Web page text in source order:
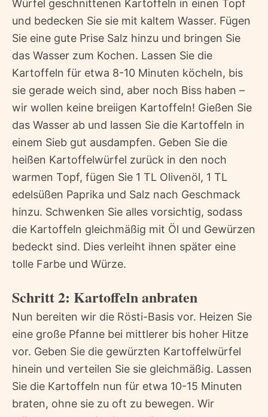
Würfel geschnittenen Kartoffeln in einen Topf
und bedecken Sie sie mit kaltem Wasser. Fügen
Sie eine gute Prise Salz hinzu und bringen Sie
das Wasser zum Kochen. Lassen Sie die
Kartoffeln für etwa 8-10 Minuten köcheln, bis
sie gerade weich sind, aber noch Biss haben –
wir wollen keine breiigen Kartoffeln! Gießen Sie
das Wasser ab und lassen Sie die Kartoffeln in
einem Sieb gut ausdampfen. Geben Sie die
heißen Kartoffelwürfel zurück in den noch
warmen Topf, fügen Sie 1 TL Olivenöl, 1 TL
edelsüßen Paprika und Salz nach Geschmack
hinzu. Schwenken Sie alles vorsichtig, sodass
die Kartoffeln gleichmäßig mit Öl und Gewürzen
bedeckt sind. Dies verleiht ihnen später eine
tolle Farbe und Würze.
Schritt 2: Kartoffeln anbraten
Nun bereiten wir die Rösti-Basis vor. Heizen Sie
eine große Pfanne bei mittlerer bis hoher Hitze
vor. Geben Sie die gewürzten Kartoffelwürfel
hinein und verteilen Sie sie gleichmäßig. Lassen
Sie die Kartoffeln nun für etwa 10-15 Minuten
braten, ohne sie zu oft zu bewegen. Wir